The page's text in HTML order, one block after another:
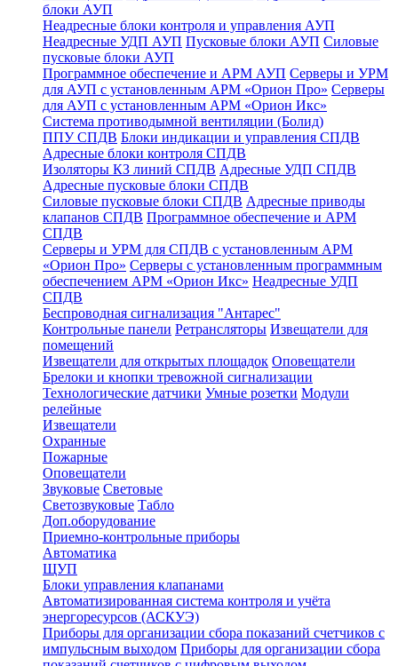
блоки АУП
Неадресные блоки контроля и управления АУП
Неадресные УДП АУП Пусковые блоки АУП Силовые
пусковые блоки АУП
Программное обеспечение и АРМ АУП Серверы и УРМ
для АУП с установленным АРМ «Орион Про» Серверы
для АУП с установленным АРМ «Орион Икс»
Система противодымной вентиляции (Болид)
ППУ СПДВ Блоки индикации и управления СПДВ
Адресные блоки контроля СПДВ
Изоляторы КЗ линий СПДВ Адресные УДП СПДВ
Адресные пусковые блоки СПДВ
Силовые пусковые блоки СПДВ Адресные приводы
клапанов СПДВ Программное обеспечение и АРМ
СПДВ
Серверы и УРМ для СПДВ с установленным АРМ
«Орион Про» Серверы с установленным программным
обеспечением АРМ «Орион Икс» Неадресные УДП
СПДВ
Беспроводная сигнализация "Антарес"
Контрольные панели Ретрансляторы Извещатели для
помещений
Извещатели для открытых площадок Оповещатели
Брелоки и кнопки тревожной сигнализации
Технологические датчики Умные розетки Модули
релейные
Извещатели
Охранные
Пожарные
Оповещатели
Звуковые Световые
Светозвуковые Табло
Доп.оборудование
Приемно-контрольные приборы
Автоматика
ЩУП
Блоки управления клапанами
Автоматизированная система контроля и учёта
энергоресурсов (АСКУЭ)
Приборы для организации сбора показаний счетчиков с
импульсным выходом Приборы для организации сбора